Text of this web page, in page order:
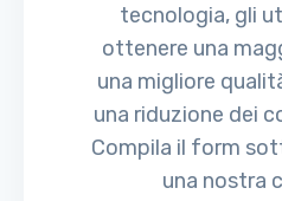
tecnologia, gli
ottenere una
una migliore
una riduzione dei
Compila il form
una nostra